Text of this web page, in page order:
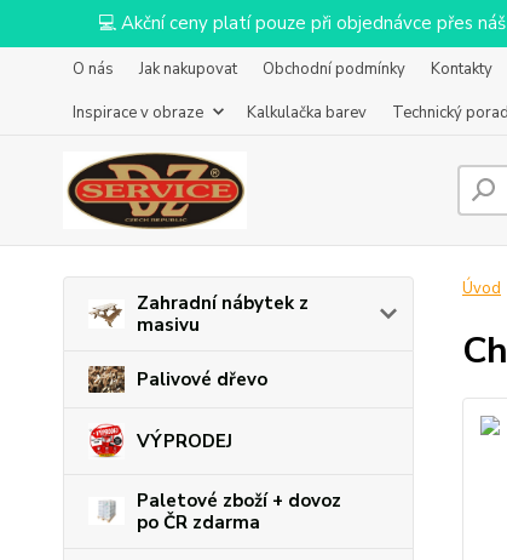
💻 Akční ceny platí pouze při objednávce přes
O nás Jak nakupovat Obchodní podmínky Kontakty
Inspirace v obraze
Kalkulačka barev Technický
Zahradní nábytek z
masivu
Palivové dřevo
VÝPRODEJ
Paletové zboží + dovoz
po ČR zdarma
Úvod